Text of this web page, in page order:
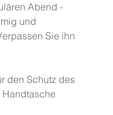
Abend -
und
Sie ihn
den Schutz des
Handtasche